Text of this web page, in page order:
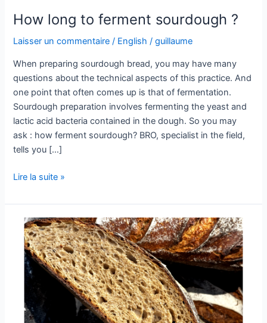
How long to ferment sourdough ?
Laisser un commentaire / English /guillaume
When preparing sourdough bread, you may have many
questions about the technical aspects of this practice. And
one point that often comes up is that of fermentation.
Sourdough preparation involves fermenting the yeast and
lactic acid bacteria contained in the dough. So you may
ask : how ferment sourdough? BRO, specialist in the field,
tells you […]
Lire la suite »
Comment
activer
son
levain ?